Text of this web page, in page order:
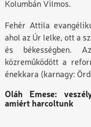
Kolumbán Vilmos.
Fehér Attila
ahol az Úr lelke, ott a
és békességben.
közreműködött a
énekkara (karnagy:
Oláh Emese:
amiért harcoltunk